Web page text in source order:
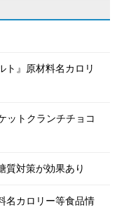
ト』原材料名カロリ
ットクランチチョコ
質対策が効果あり
名カロリー等食品情